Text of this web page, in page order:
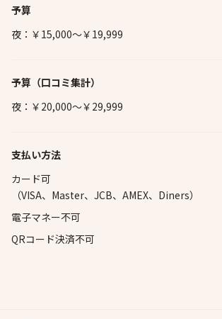
予算
夜：￥15,000～￥19,999
予算 （口コミ集計）
夜：￥20,000～￥29,999
支払い方法
カード可
（VISA、Master、JCB、AMEX、Diners）
電子マネー不可
QRコード決済不可